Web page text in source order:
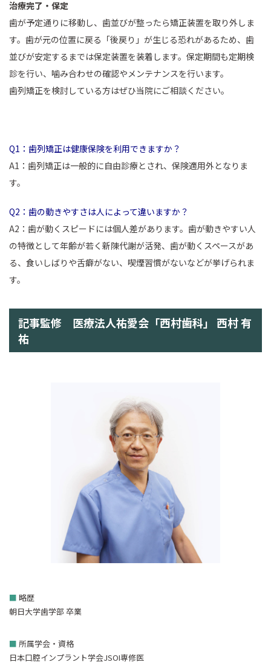
治療完了・保定
歯が予定通りに移動し、歯並びが整ったら矯正装置を取り外しま
す。歯が元の位置に戻る「後戻り」が生じる恐れがあるため、歯
並びが安定するまでは保定装置を装着します。保定期間も定期検
診を行い、噛み合わせの確認やメンテナンスを行います。
歯列矯正を検討している方はぜひ当院にご相談ください。
Q1：歯列矯正は健康保険を利用できますか？
A1：歯列矯正は一般的に自由診療とされ、保険適用外となりま
す。
Q2：歯の動きやすさは人によって違いますか？
A2：歯が動くスピードには個人差があります。歯が動きやすい人
の特徴として年齢が若く新陳代謝が活発、歯が動くスペースがあ
る、食いしばりや舌癖がない、喫煙習慣がないなどが挙げられま
す。
記事監修 医療法人祐愛会「西村歯科」 西村 有
祐
■ 略歴
朝日大学歯学部 卒業
■ 所属学会・資格
日本口腔インプラント学会JSOI専修医